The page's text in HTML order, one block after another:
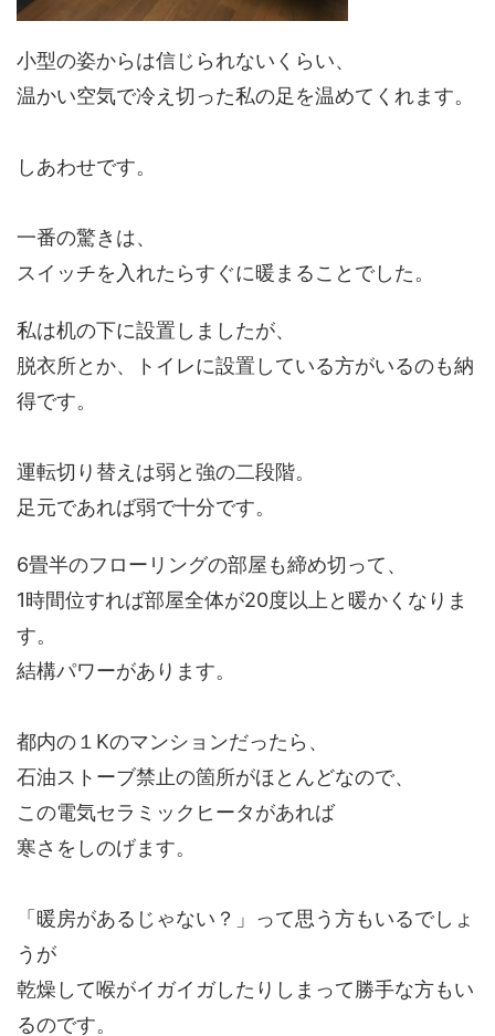
小型の姿からは信じられないくらい、
温かい空気で冷え切った私の足を温めてくれます。
しあわせです。
一番の驚きは、
スイッチを入れたらすぐに暖まることでした。
私は机の下に設置しましたが、
脱衣所とか、トイレに設置している方がいるのも納
得です。
運転切り替えは弱と強の二段階。
足元であれば弱で十分です。
6畳半のフローリングの部屋も締め切って、
1時間位すれば部屋全体が20度以上と暖かくなりま
す。
結構パワーがあります。
都内の１Kのマンションだったら、
石油ストーブ禁止の箇所がほとんどなので、
この電気セラミックヒータがあれば
寒さをしのげます。
「暖房があるじゃない？」って思う方もいるでしょ
うが
乾燥して喉がイガイガしたりしまって勝手な方もい
るのです。